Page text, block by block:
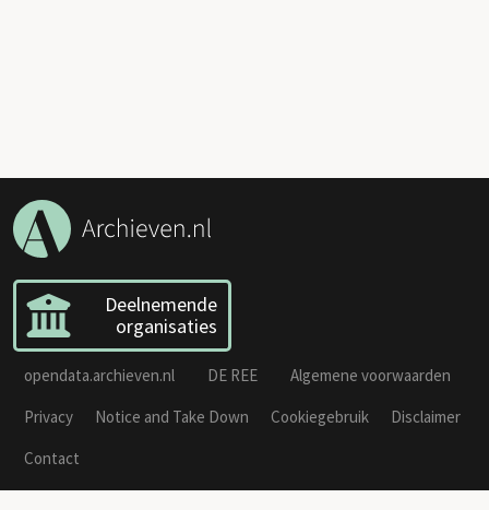
Deelnemende
organisaties
opendata.archieven.nl DE REE
Algemene voorwaarden
Privacy
Notice and Take Down Cookiegebruik
Disclaimer
Contact